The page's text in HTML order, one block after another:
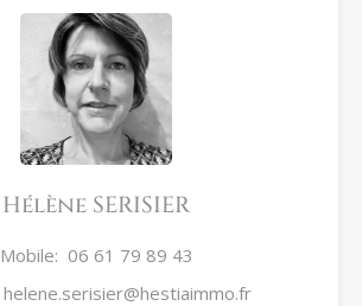
Hélène SERISIER
Mobile: 06 61 79 89 43
helene.serisier@hestiaimmo.fr